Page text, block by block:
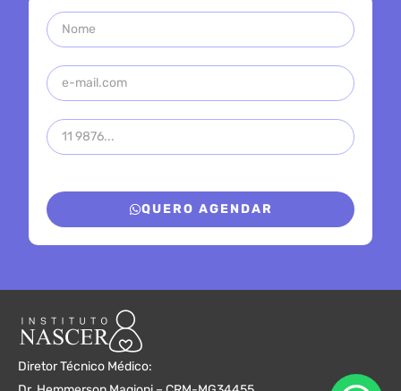
QUERO AGENDAR
Diretor Técnico Médico: